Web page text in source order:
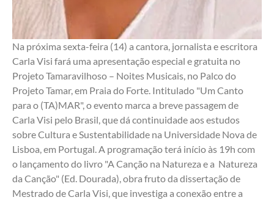
Na próxima sexta-feira (14) a cantora, jornalista e escritora
Carla Visi fará uma apresentação especial e gratuita no
Projeto Tamaravilhoso – Noites Musicais, no Palco do
Projeto Tamar, em Praia do Forte. Intitulado "Um Canto
para o (TA)MAR", o evento marca a breve passagem de
Carla Visi pelo Brasil, que dá continuidade aos estudos
sobre Cultura e Sustentabilidade na Universidade Nova de
Lisboa, em Portugal. A programação terá início às 19h com
o lançamento do livro "A Canção na Natureza e a  Natureza
da Canção" (Ed. Dourada), obra fruto da dissertação de
Mestrado de Carla Visi, que investiga a conexão entre a